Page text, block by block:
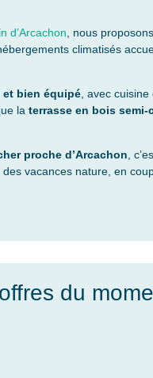
d’Arcachon , nous
climatisés
bien équipé, avec cuisine
la terrasse en bois semi-
proche d’Arcachon ,
vacances nature, en
du